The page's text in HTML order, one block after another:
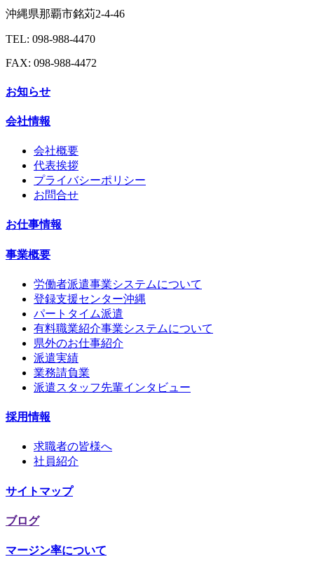
沖縄県那覇市銘苅2-4-46
TEL: 098-988-4470
FAX: 098-988-4472
お知らせ
会社情報
会社概要
代表挨拶
プライバシーポリシー
お問合せ
お仕事情報
事業概要
労働者派遣事業システムについて
登録支援センター沖縄
パートタイム派遣
有料職業紹介事業システムについて
県外のお仕事紹介
派遣実績
業務請負業
派遣スタッフ先輩インタビュー
採用情報
求職者の皆様へ
社員紹介
サイトマップ
ブログ
マージン率について